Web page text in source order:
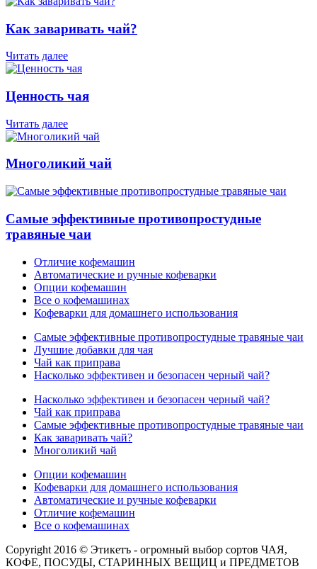
Как заваривать чай?
Читать далее
Ценность чая
Читать далее
Многоликий чай
Самые эффективные противопростудные
травяные чаи
Отличие кофемашин
Автоматические и ручные кофеварки
Опции кофемашин
Все о кофемашинах
Кофеварки для домашнего использования
Самые эффективные противопростудные травяные чаи
Лучшие добавки для чая
Чай как приправа
Насколько эффективен и безопасен черный чай?
Насколько эффективен и безопасен черный чай?
Чай как приправа
Самые эффективные противопростудные травяные чаи
Как заваривать чай?
Многоликий чай
Опции кофемашин
Кофеварки для домашнего использования
Автоматические и ручные кофеварки
Отличие кофемашин
Все о кофемашинах
Copyright 2016 © Этикетъ - огромный выбор сортов ЧАЯ,
КОФЕ, ПОСУДЫ, СТАРИННЫХ ВЕЩИЦ и ПРЕДМЕТОВ